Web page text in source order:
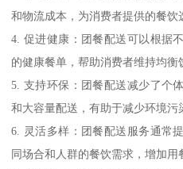
和物流成本，为消费者提供的餐饮
4. 促进健康：团餐配送可以根据
的健康餐单，帮助消费者维持均衡
5. 支持环保：团餐配送减少了个
和大容量配送，有助于减少环境污
6. 灵活多样：团餐配送服务通常
同场合和人群的餐饮需求，增加用